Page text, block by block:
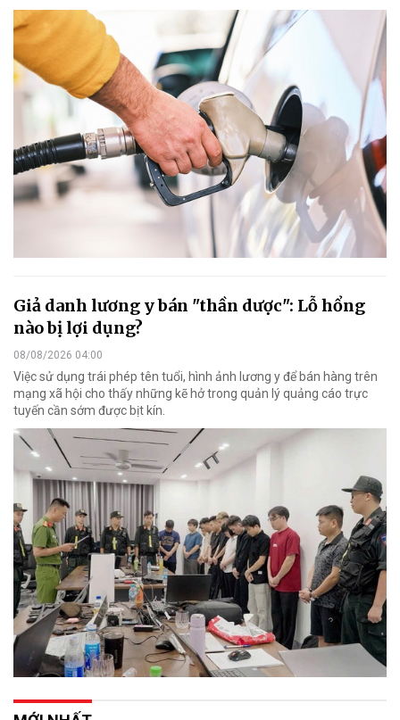
Giả danh lương y bán "thần dược": Lỗ hổng
nào bị lợi dụng?
08/08/2026 04:00
Việc sử dụng trái phép tên tuổi, hình ảnh lương y để bán hàng trên
mạng xã hội cho thấy những kẽ hở trong quản lý quảng cáo trực
tuyến cần sớm được bịt kín.